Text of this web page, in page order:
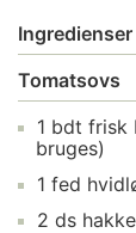
Ingredienser
Tomatsovs
1 bdt frisk
bruges)
1 fed
2 ds